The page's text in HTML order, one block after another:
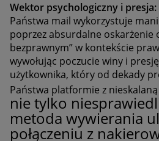
Wektor psychologiczny i presja:
Państwa mail wykorzystuje
poprzez absurdalne oskarżenie
bezprawnym” w kontekście
wywołując poczucie winy i
użytkownika, który od dekady
Państwa platformie z
nie tylko
metoda wywierania
połączeniu z